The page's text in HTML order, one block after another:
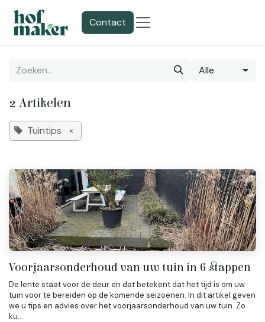
Contact
Alle
2 Artikelen
Tuintips ×
Voorjaarsonderhoud van uw tuin in 6 stappen
De lente staat voor de deur en dat betekent dat het tijd is om uw
tuin voor te bereiden op de komende seizoenen. In dit artikel geven
we u tips en advies over het voorjaarsonderhoud van uw tuin. Zo
ku...